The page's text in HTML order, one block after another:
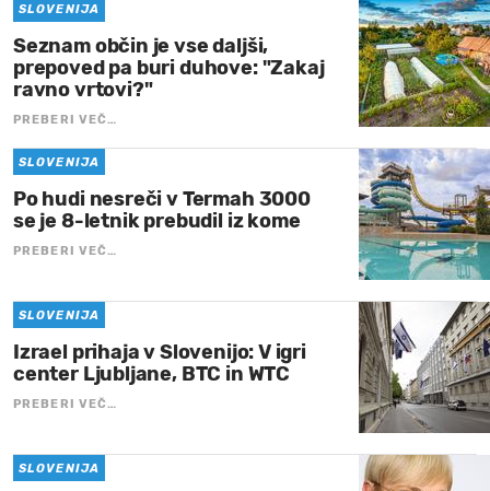
SLOVENIJA
Seznam občin je vse daljši,
prepoved pa buri duhove: "Zakaj
ravno vrtovi?"
PREBERI VEČ…
SLOVENIJA
Po hudi nesreči v Termah 3000
se je 8-letnik prebudil iz kome
PREBERI VEČ…
SLOVENIJA
Izrael prihaja v Slovenijo: V igri
center Ljubljane, BTC in WTC
PREBERI VEČ…
SLOVENIJA